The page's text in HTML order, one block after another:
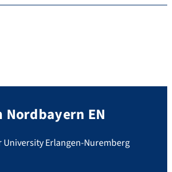
Nordbayern EN
Erlangen-Nuremberg